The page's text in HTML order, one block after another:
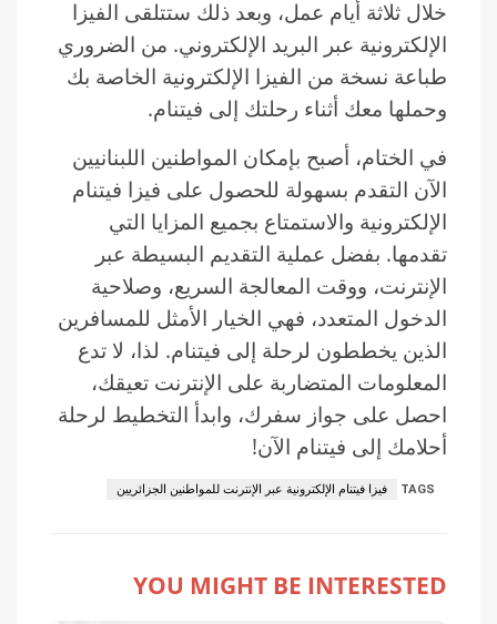
خلال ثلاثة أيام عمل، وبعد ذلك ستتلقى الفيزا
الإلكترونية عبر البريد الإلكتروني. من الضروري
طباعة نسخة من الفيزا الإلكترونية الخاصة بك
وحملها معك أثناء رحلتك إلى فيتنام.
في الختام، أصبح بإمكان المواطنين اللبنانيين
الآن التقدم بسهولة للحصول على فيزا فيتنام
الإلكترونية والاستمتاع بجميع المزايا التي
تقدمها. بفضل عملية التقديم البسيطة عبر
الإنترنت، ووقت المعالجة السريع، وصلاحية
الدخول المتعدد، فهي الخيار الأمثل للمسافرين
الذين يخططون لرحلة إلى فيتنام. لذا، لا تدع
المعلومات المتضاربة على الإنترنت تعيقك،
احصل على جواز سفرك، وابدأ التخطيط لرحلة
أحلامك إلى فيتنام الآن!
TAGS فيزا فيتنام الإلكترونية عبر الإنترنت للمواطنين الجزائريين
YOU MIGHT BE INTERESTED